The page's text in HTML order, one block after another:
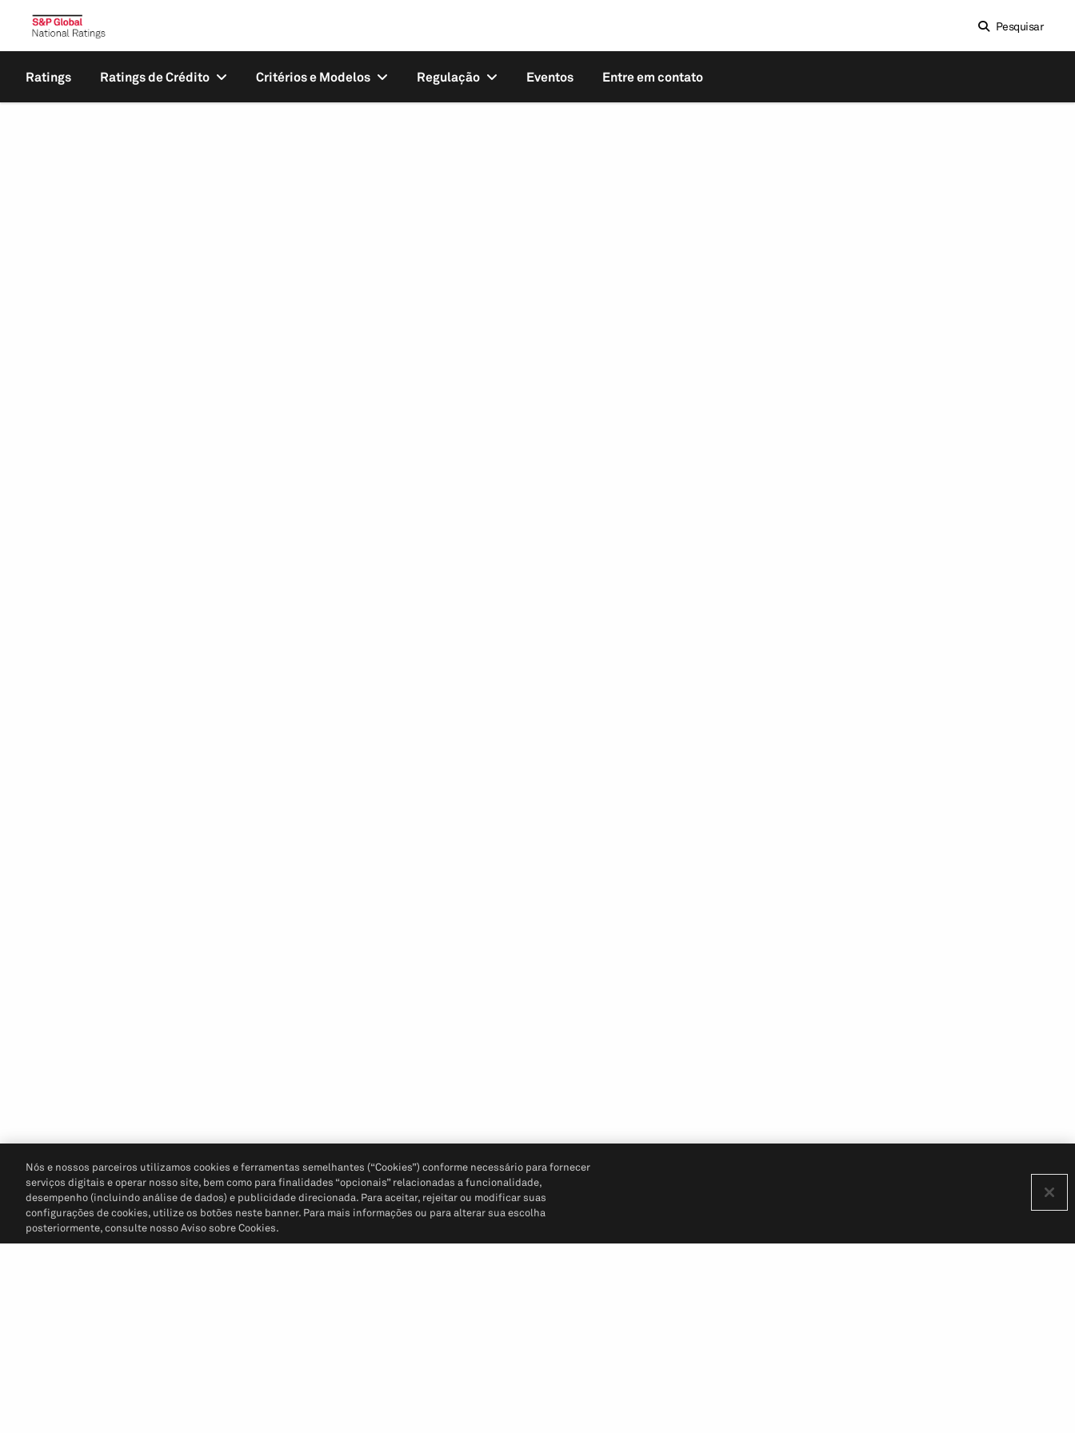
Pesquisar
Ratings Ratings de Crédito Critérios e Modelos Regulação Eventos Entre em contato
Nós e nossos parceiros utilizamos cookies e ferramentas semelhantes (“Cookies”) conforme necessário para fornecer
serviços digitais e operar nosso site, bem como para finalidades “opcionais” relacionadas a funcionalidade,
desempenho (incluindo análise de dados) e publicidade direcionada. Para aceitar, rejeitar ou modificar suas
configurações de cookies, utilize os botões neste banner. Para mais informações ou para alterar sua escolha
posteriormente, consulte nosso Aviso sobre Cookies.